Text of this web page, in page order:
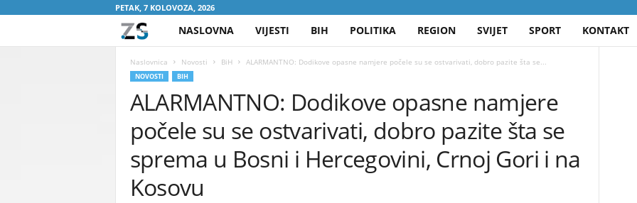
PETAK, 7 KOLOVOZA, 2026
A
S
R
E
B
NASLOVNA VIJESTI BIH POLITIKA REGION SVIJET SPORT KONTAKT
Naslovnica Novosti BiH ALARMANTNO: Dodikove opasne namjere počele su se ostvarivati, dobro pazite šta se...
NOVOSTI BIH
ALARMANTNO: Dodikove opasne namjere
počele su se ostvarivati, dobro pazite šta se
sprema u Bosni i Hercegovini, Crnoj Gori i na
Kosovu